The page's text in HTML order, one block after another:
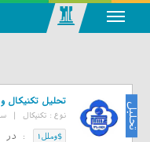
تحلیلی بازار
سرمایه
تحلیل
تحلیل تکنیکال
نوع : تکنیکال |
$وملل1 :در